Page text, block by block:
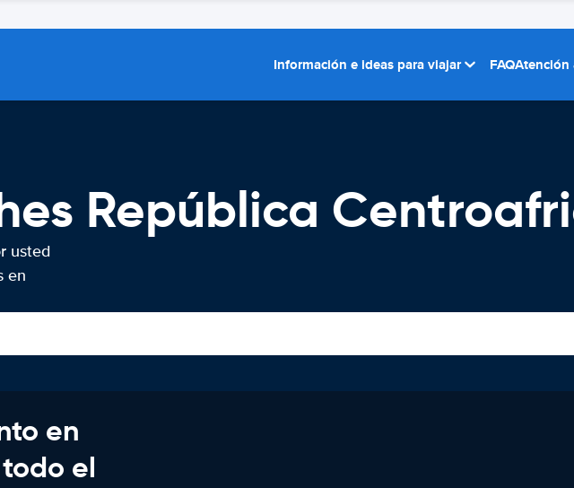
Información e ideas para viajar FAQAtención
República
usted
en
en
el